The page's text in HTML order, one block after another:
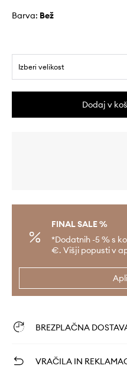
Barva: bež
Izberi velikost
Dodaj v
FINAL SALE %
*Dodatnih -5 % s
€. Višji popusti v
BREZPLAČNA
VRAČILA IN